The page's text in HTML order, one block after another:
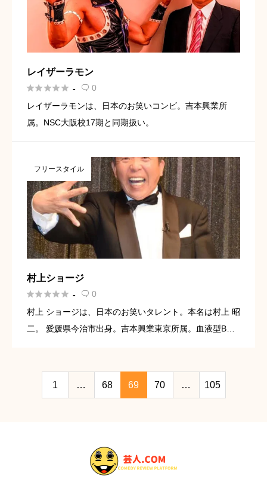
レイザーラモン
 -  0
レイザーラモンは、日本のお笑いコンビ。吉本興業所
属。NSC大阪校17期と同期扱い。
フリースタイル
村上ショージ
 -  0
村上 ショージは、日本のお笑いタレント。本名は村上 昭
二。 愛媛県今治市出身。吉本興業東京所属。血液型B
1 … 68 69 70 … 105